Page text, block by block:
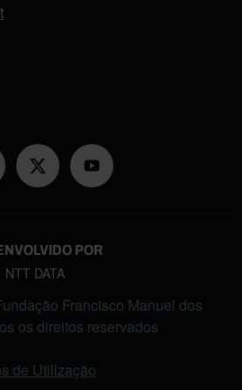
POR
NTT DATA
Francisco Manuel dos
os direitos reservados
de Utilização